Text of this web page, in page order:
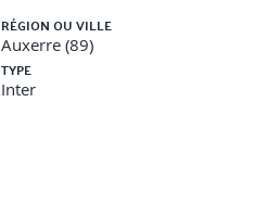
RÉGION OU VILLE
Auxerre (89)
TYPE
Inter